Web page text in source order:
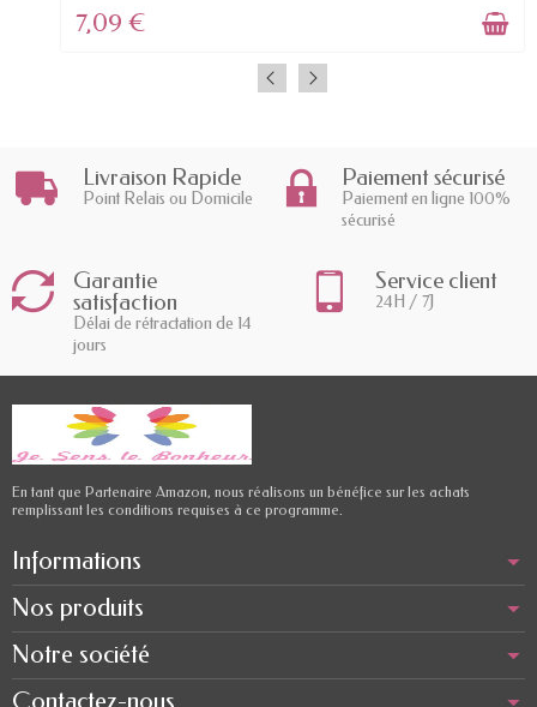
7,09 €
Livraison Rapide
Point Relais ou Domicile
Paiement sécurisé
Paiement en ligne 100%
sécurisé
Garantie
satisfaction
Délai de rétractation de 14
jours
Service client
24H / 7J
En tant que Partenaire Amazon, nous réalisons un bénéfice sur les achats
remplissant les conditions requises à ce programme.
Informations
Nos produits
Notre société
Contactez-nous